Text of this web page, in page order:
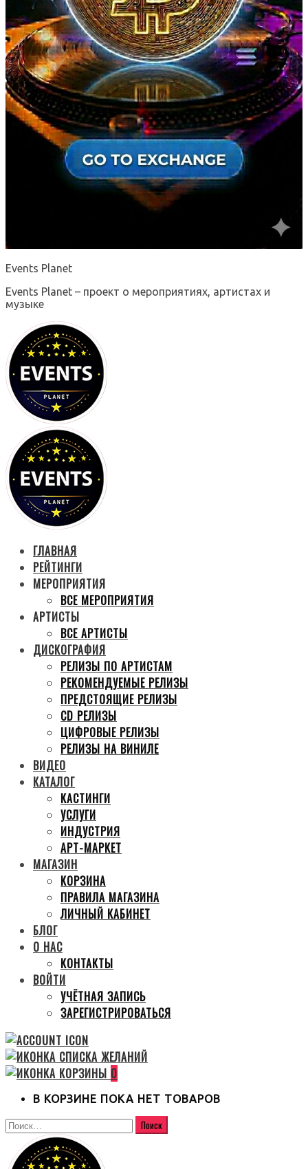
Events Planet
Events Planet – проект о мероприятиях, артистах и
музыке
ГЛАВНАЯ
РЕЙТИНГИ
МЕРОПРИЯТИЯ
ВСЕ МЕРОПРИЯТИЯ
АРТИСТЫ
ВСЕ АРТИСТЫ
ДИСКОГРАФИЯ
РЕЛИЗЫ ПО АРТИСТАМ
РЕКОМЕНДУЕМЫЕ РЕЛИЗЫ
ПРЕДСТОЯЩИЕ РЕЛИЗЫ
CD РЕЛИЗЫ
ЦИФРОВЫЕ РЕЛИЗЫ
РЕЛИЗЫ НА ВИНИЛЕ
ВИДЕО
КАТАЛОГ
КАСТИНГИ
УСЛУГИ
ИНДУСТРИЯ
АРТ-МАРКЕТ
МАГАЗИН
КОРЗИНА
ПРАВИЛА МАГАЗИНА
ЛИЧНЫЙ КАБИНЕТ
БЛОГ
О НАС
КОНТАКТЫ
ВОЙТИ
УЧЁТНАЯ ЗАПИСЬ
ЗАРЕГИСТРИРОВАТЬСЯ
0
В КОРЗИНЕ ПОКА НЕТ ТОВАРОВ